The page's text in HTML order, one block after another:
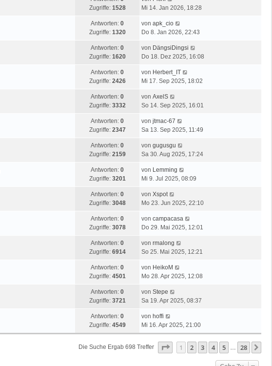
Zugriffe: 1528
Mi 14. Jan 2026, 18:28
Antworten: 0
Zugriffe: 1320
von apk_cio
Do 8. Jan 2026, 22:43
Antworten: 0
Zugriffe: 1620
von DängsiDingsi
Do 18. Dez 2025, 16:08
Antworten: 0
Zugriffe: 2426
von Herbert_IT
Mi 17. Sep 2025, 18:02
Antworten: 0
Zugriffe: 3332
von AxelS
So 14. Sep 2025, 16:01
Antworten: 0
Zugriffe: 2347
von jtmac-67
Sa 13. Sep 2025, 11:49
Antworten: 0
Zugriffe: 2159
von gugusgu
Sa 30. Aug 2025, 17:24
Antworten: 0
Zugriffe: 3201
von Lemming
Mi 9. Jul 2025, 08:09
Antworten: 0
Zugriffe: 3048
von Xspot
Mo 23. Jun 2025, 22:10
Antworten: 0
Zugriffe: 3078
von campacasa
Do 29. Mai 2025, 12:01
Antworten: 0
Zugriffe: 6914
von rmalong
So 25. Mai 2025, 12:21
Antworten: 0
Zugriffe: 4501
von HeikoM
Mo 28. Apr 2025, 12:08
Antworten: 0
Zugriffe: 3721
von Stepe
Sa 19. Apr 2025, 08:37
Antworten: 0
Zugriffe: 4549
von hoffi
Mi 16. Apr 2025, 21:00
Die Suche Ergab 698 Treffer Seite Von
1 2 3 4 5 … 28